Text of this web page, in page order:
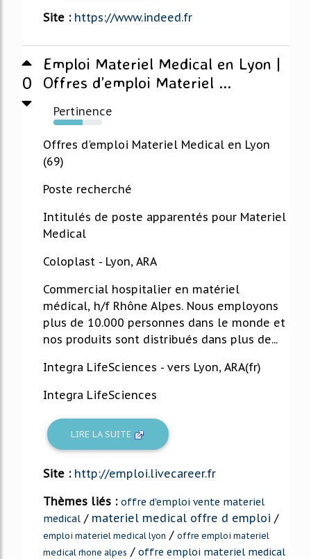
Site : https://www.indeed.fr
0
Emploi Materiel Medical en Lyon |
Offres d’emploi Materiel ...
Pertinence
60%
Offres d'emploi Materiel Medical en Lyon
(69)
Poste recherché
Intitulés de poste apparentés pour Materiel
Medical
Coloplast - Lyon, ARA
Commercial hospitalier en matériel
médical, h/f Rhône Alpes. Nous employons
plus de 10.000 personnes dans le monde et
nos produits sont distribués dans plus de...
Integra LifeSciences - vers Lyon, ARA(fr)
Integra LifeSciences
LIRE LA SUITE
Site : http://emploi.livecareer.fr
Thèmes liés : offre d'emploi vente materiel
medical / materiel medical offre d emploi /
emploi materiel medical lyon / offre emploi materiel
medical rhone alpes / offre emploi materiel medical